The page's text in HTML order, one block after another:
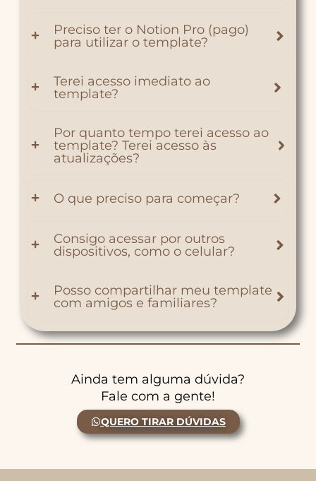
Preciso ter o Notion Pro (pago)
para utilizar o template?
Terei acesso imediato ao
template?
Por quanto tempo terei acesso ao
template? Terei acesso às
atualizações?
O que preciso para começar?
Consigo acessar por outros
dispositivos, como o celular?
Posso compartilhar meu template
com amigos e familiares?
Ainda tem alguma dúvida?
Fale com a gente!
QUERO TIRAR DÚVIDAS